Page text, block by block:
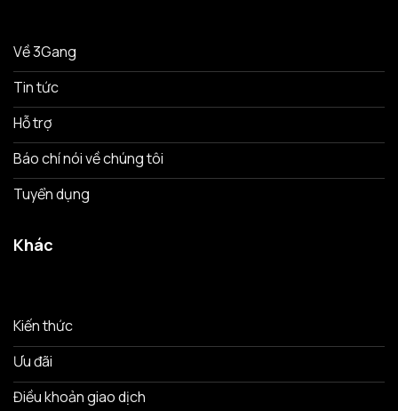
Về 3Gang
Tin tức
Hỗ trợ
Báo chí nói về chúng tôi
Tuyển dụng
Khác
Kiến thức
Ưu đãi
Điều khoản giao dịch